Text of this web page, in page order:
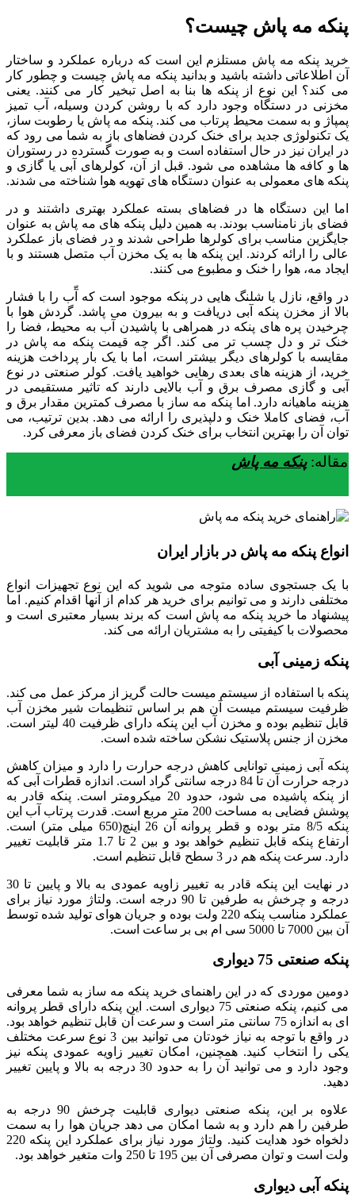
پنکه مه پاش چیست؟
خرید پنکه مه پاش مستلزم این است که درباره عملکرد و ساختار
آن اطلاعاتی داشته باشید و بدانید پنکه مه پاش چیست و چطور کار
می کند؟ این نوع از پنکه ها بنا به اصل تبخیر کار می کنند. یعنی
مخزنی در دستگاه وجود دارد که با روشن کردن وسیله، آب تمیز
پمپاژ و به سمت محیط پرتاب می کند. پنکه مه پاش یا رطوبت ساز،
یک تکنولوژی جدید برای خنک کردن فضاهای باز به شما می رود که
در ایران نیز در حال استفاده است و به صورت گسترده در رستوران
ها و کافه ها مشاهده می شود. قبل از آن، کولرهای آبی یا گازی و
پنکه های معمولی به عنوان دستگاه های تهویه هوا شناخته می شدند.
اما این دستگاه ها در فضاهای بسته عملکرد بهتری داشتند و در
فضای باز نامناسب بودند. به همین دلیل پنکه های مه پاش به عنوان
جایگزین مناسب برای کولرها طراحی شدند و در فضای باز عملکرد
عالی را ارائه کردند. این پنکه ها به یک مخزن آب متصل هستند و با
ایجاد مه، هوا را خنک و مطبوع می کنند.
در واقع، نازل یا شلنگ هایی در پنکه موجود است که آّب را با فشار
بالا از مخزن پنکه آبی دریافت و به بیرون می پاشد. گردش هوا با
چرخیدن پره های پنکه در همراهی با پاشیدن آب به محیط، فضا را
خنک تر و دل چسب تر می کند. اگر چه قیمت پنکه مه پاش در
مقایسه با کولرهای دیگر بیشتر است، اما با یک بار پرداخت هزینه
خرید، از هزینه های بعدی رهایی خواهید یافت. کولر صنعتی در نوع
آبی و گازی مصرف برق و آب بالایی دارند که تاثیر مستقیمی در
هزینه ماهیانه دارد. اما پنکه مه ساز با مصرف کمترین مقدار برق و
آب، فضای کاملا خنک و دلپذیری را ارائه می دهد. بدین ترتیب، می
توان آن را بهترین انتخاب برای خنک کردن فضای باز معرفی کرد.
مقاله:پنکه مه پاش
انواع پنکه مه پاش در بازار ایران
با یک جستجوی ساده متوجه می شوید که این نوع تجهیزات انواع
مختلفی دارند و می توانیم برای خرید هر کدام از آنها اقدام کنیم. اما
پیشنهاد ما خرید پنکه مه پاش است که برند بسیار معتبری است و
محصولات با کیفیتی را به مشتریان ارائه می کند.
پنکه زمینی آبی
پنکه با استفاده از سیستم میست حالت گریز از مرکز عمل می کند.
ظرفیت سیستم میست آن هم بر اساس تنظیمات شیر مخزن آب
قابل تنظیم بوده و مخزن آب این پنکه دارای ظرفیت 40 لیتر است.
مخزن از جنس پلاستیک نشکن ساخته شده است.
پنکه آبی زمینی توانایی کاهش درجه حرارت را دارد و میزان کاهش
درجه حرارت آن تا 84 درجه سانتی گراد است. اندازه قطرات آبی که
از پنکه پاشیده می شود، حدود 20 میکرومتر است. پنکه قادر به
پوشش فضایی به مساحت 200 متر مربع است. قدرت پرتاب آب این
پنکه 8/5 متر بوده و قطر پروانه آن 26 اینچ(650 میلی متر) است.
ارتفاع پنکه قابل تنظیم خواهد بود و بین 2 تا 1.7 متر قابلیت تغییر
دارد. سرعت پنکه هم در 3 سطح قابل تنظیم است.
در نهایت این پنکه قادر به تغییر زاویه عمودی به بالا و پایین تا 30
درجه و چرخش به طرفین تا 90 درجه است. ولتاژ مورد نیاز برای
عملکرد مناسب پنکه 220 ولت بوده و جریان هوای تولید شده توسط
آن بین 7000 تا 5000 سی ام بی بر ساعت است.
پنکه صنعتی 75 دیواری
دومین موردی که در این راهنمای خرید پنکه مه ساز به شما معرفی
می کنیم، پنکه صنعتی 75 دیواری است. این پنکه دارای قطر پروانه
ای به اندازه 75 سانتی متر است و سرعت آن قابل تنظیم خواهد بود.
در واقع با توجه به نیاز خودتان می توانید بین 3 نوع سرعت مختلف
یکی را انتخاب کنید. همچنین، امکان تغییر زاویه عمودی پنکه نیز
وجود دارد و می توانید آن را به حدود 30 درجه به بالا و پایین تغییر
دهید.
علاوه بر این، پنکه صنعتی دیواری قابلیت چرخش 90 درجه به
طرفین را هم دارد و به شما امکان می دهد جریان هوا را به سمت
دلخواه خود هدایت کنید. ولتاژ مورد نیاز برای عملکرد این پنکه 220
ولت است و توان مصرفی آن بین 195 تا 250 وات متغیر خواهد بود.
پنکه آبی دیواری